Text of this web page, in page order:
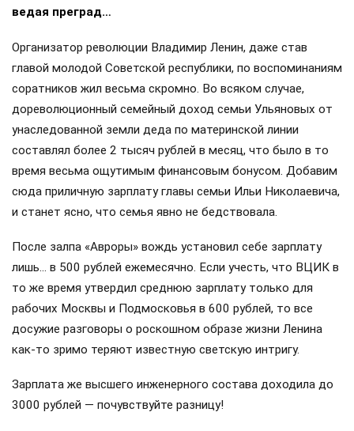
ведая преград…
Организатор революции Владимир Ленин, даже став
главой молодой Советской республики, по воспоминаниям
соратников жил весьма скромно. Во всяком случае,
дореволюционный семейный доход семьи Ульяновых от
унаследованной земли деда по материнской линии
составлял более 2 тысяч рублей в месяц, что было в то
время весьма ощутимым финансовым бонусом. Добавим
сюда приличную зарплату главы семьи Ильи Николаевича,
и станет ясно, что семья явно не бедствовала.
После залпа «Авроры» вождь установил себе зарплату
лишь… в 500 рублей ежемесячно. Если учесть, что ВЦИК в
то же время утвердил среднюю зарплату только для
рабочих Москвы и Подмосковья в 600 рублей, то все
досужие разговоры о роскошном образе жизни Ленина
как-то зримо теряют известную светскую интригу.
Зарплата же высшего инженерного состава доходила до
3000 рублей — почувствуйте разницу!